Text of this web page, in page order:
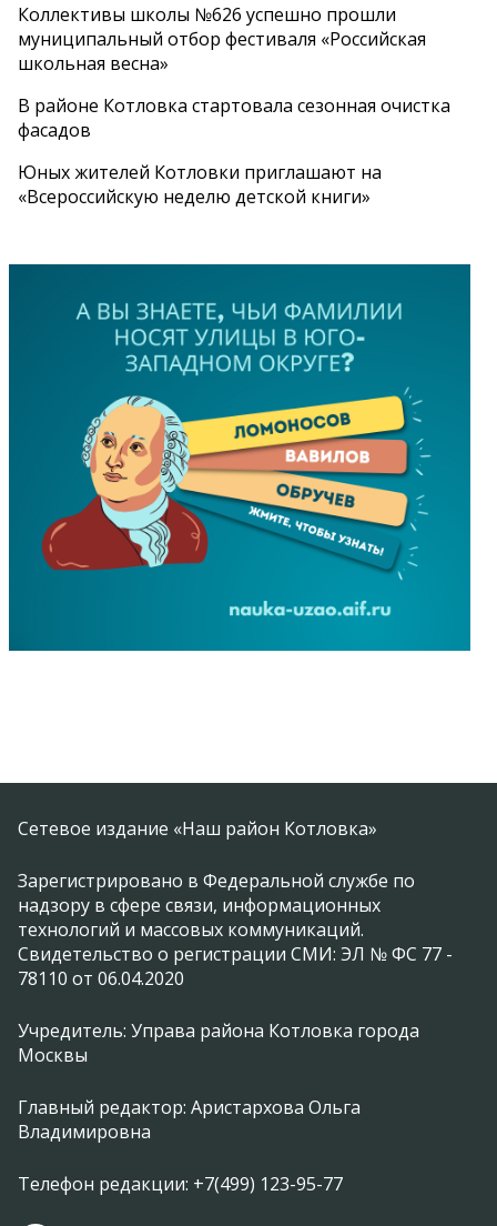
Коллективы школы №626 успешно прошли
муниципальный отбор фестиваля «Российская
школьная весна»
В районе Котловка стартовала сезонная очистка
фасадов
Юных жителей Котловки приглашают на
«Всероссийскую неделю детской книги»
Сетевое издание «Наш район Котловка»
Зарегистрировано в Федеральной службе по
надзору в сфере связи, информационных
технологий и массовых коммуникаций.
Свидетельство о регистрации СМИ: ЭЛ № ФС 77 -
78110 от 06.04.2020
Учредитель: Управа района Котловка города
Москвы
Главный редактор: Аристархова Ольга
Владимировна
Телефон редакции: +7(499) 123-95-77